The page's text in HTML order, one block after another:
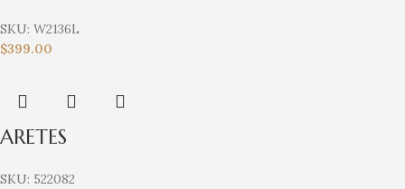
SKU: W2136L
$399.00
ARETES
SKU: 522082